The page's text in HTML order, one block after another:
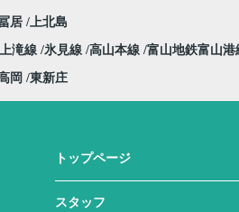
居 上北島
滝線 氷見線 高山本線 富山地鉄富山
岡 東新庄
トップページ
スタッフ